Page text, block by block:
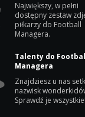
Największy, w pełni
dostępny zestaw
piłkarzy do Football
Managera.
Talenty do
Managera
Znajdziesz u nas
nazwisk
Sprawdź je